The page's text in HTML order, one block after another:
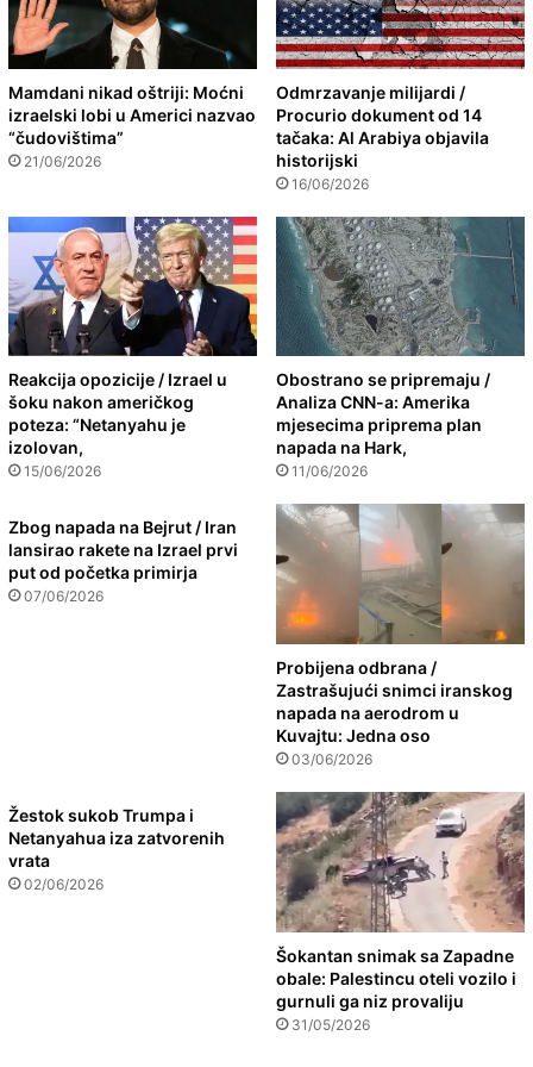
Mamdani nikad oštriji: Moćni
izraelski lobi u Americi nazvao
“čudovištima”
21/06/2026
Odmrzavanje milijardi /
Procurio dokument od 14
tačaka: Al Arabiya objavila
historijski
16/06/2026
Reakcija opozicije / Izrael u
šoku nakon američkog
poteza: “Netanyahu je
izolovan,
15/06/2026
Obostrano se pripremaju /
Analiza CNN-a: Amerika
mjesecima priprema plan
napada na Hark,
11/06/2026
Zbog napada na Bejrut / Iran
lansirao rakete na Izrael prvi
put od početka primirja
07/06/2026
Probijena odbrana /
Zastrašujući snimci iranskog
napada na aerodrom u
Kuvajtu: Jedna oso
03/06/2026
Žestok sukob Trumpa i
Netanyahua iza zatvorenih
vrata
02/06/2026
Šokantan snimak sa Zapadne
obale: Palestincu oteli vozilo i
gurnuli ga niz provaliju
31/05/2026